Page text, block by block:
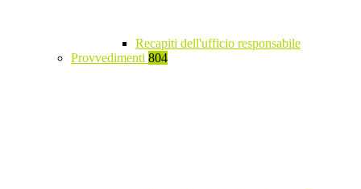
Recapiti dell'ufficio responsabile
Provvedimenti 804